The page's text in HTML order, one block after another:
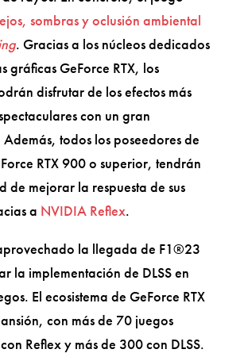
sombras y oclusión ambiental
. Gracias a los núcleos dedicados
gráficas GeForce RTX, los
disfrutar de los efectos más
con un gran
todos los poseedores de
RTX 900 o superior, tendrán
de mejorar la respuesta de sus
a NVIDIA Reflex.
la llegada de F1®23
la implementación de DLSS en
El ecosistema de GeForce RTX
con más de 70 juegos
Reflex y más de 300 con DLSS.